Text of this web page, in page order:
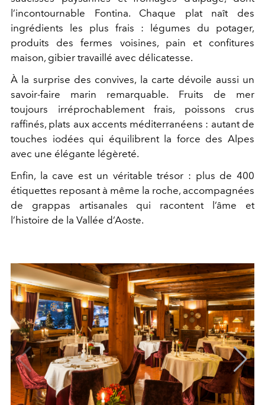
l’incontournable Fontina. Chaque plat naît des
ingrédients les plus frais : légumes du potager,
produits des fermes voisines, pain et confitures
maison, gibier travaillé avec délicatesse.
À la surprise des convives, la carte dévoile aussi un
savoir-faire marin remarquable. Fruits de mer
toujours irréprochablement frais, poissons crus
raffinés, plats aux accents méditerranéens : autant de
touches iodées qui équilibrent la force des Alpes
avec une élégante légèreté.
Enfin, la cave est un véritable trésor : plus de 400
étiquettes reposant à même la roche, accompagnées
de grappas artisanales qui racontent l’âme et
l’histoire de la Vallée d’Aoste.